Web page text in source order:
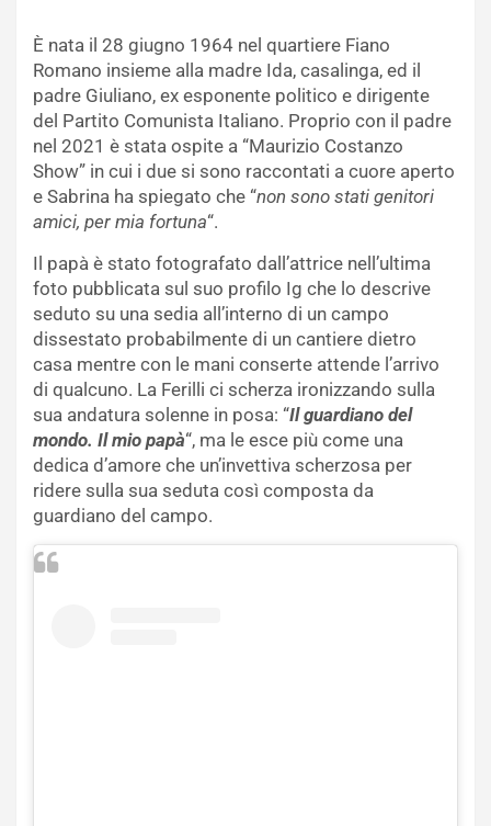
È nata il 28 giugno 1964 nel quartiere Fiano
Romano insieme alla madre Ida, casalinga, ed il
padre Giuliano, ex esponente politico e dirigente
del Partito Comunista Italiano. Proprio con il padre
nel 2021 è stata ospite a “Maurizio Costanzo
Show” in cui i due si sono raccontati a cuore aperto
e Sabrina ha spiegato che “non sono stati genitori
amici, per mia fortuna“.
Il papà è stato fotografato dall’attrice nell’ultima
foto pubblicata sul suo profilo Ig che lo descrive
seduto su una sedia all’interno di un campo
dissestato probabilmente di un cantiere dietro
casa mentre con le mani conserte attende l’arrivo
di qualcuno. La Ferilli ci scherza ironizzando sulla
sua andatura solenne in posa: “Il guardiano del
mondo. Il mio papà“, ma le esce più come una
dedica d’amore che un’invettiva scherzosa per
ridere sulla sua seduta così composta da
guardiano del campo.